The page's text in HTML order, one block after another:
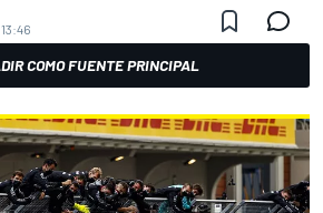
COMO FUENTE PRINCIPAL